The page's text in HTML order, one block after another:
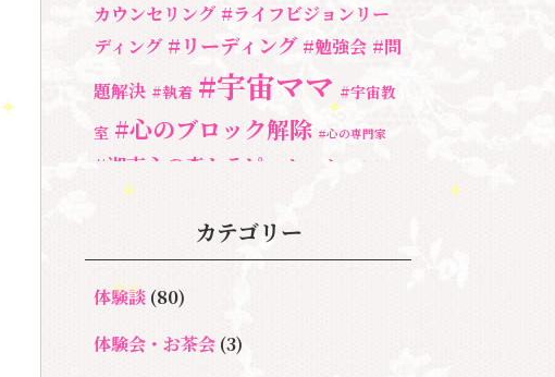
カウンセリング #ライフビジョンリー
ディング #リーディング #勉強会 #問
題解決 #執着 #宇宙ママ #宇宙教
室 #心のブロック解除 #心の専門家
#湘南心の森セラピールーム
#自分と
向き合う
#３次元 人間関係 奇跡
ころ 新着情報 魂
＃アセンシ
ョン ＃イヤーリーディング
ラクルカード ＃ハイヤーセルフ
カテゴリー
体験談 (80)
体験会・お茶会 (3)